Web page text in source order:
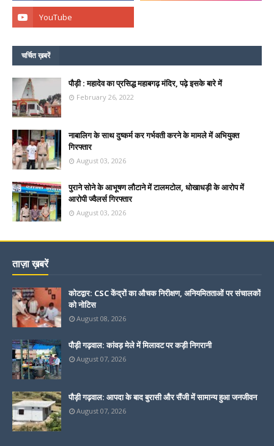
चर्चित ख़बरें
पौड़ी : महादेव का प्रसिद्ध महाबगढ़ मंदिर, पढ़े इसके बारे में
February 26, 2022
नाबालिग के साथ दुष्कर्म कर गर्भवती करने के मामले में अभियुक्त
गिरफ्तार
August 03, 2026
पुराने सोने के आभूषण लौटाने में टालमटोल, धोखाधड़ी के आरोप में
आरोपी ज्वैलर्स गिरफ्तार
August 03, 2026
ताज़ा ख़बरें
कोटद्वार: CSC केंद्रों का औचक निरीक्षण, अनियमितताओं पर संचालकों
को नोटिस
August 08, 2026
पौड़ी गढ़वाल: कांवड़ मेले में मिलावट पर कड़ी निगरानी
August 07, 2026
पौड़ी गढ़वाल: आपदा के बाद बुरासी और सैंजी में सामान्य हुआ जनजीवन
August 07, 2026